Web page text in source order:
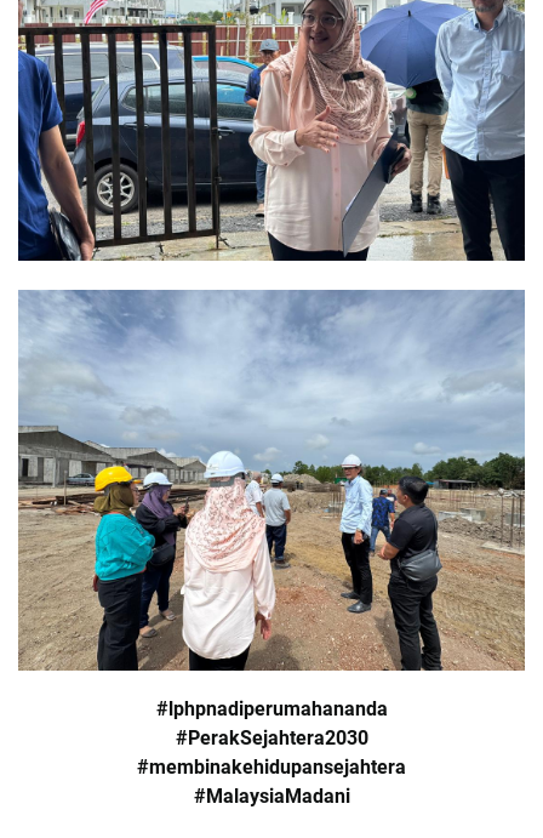
#lphpnadiperumahananda
#PerakSejahtera2030
#membinakehidupansejahtera
#MalaysiaMadani